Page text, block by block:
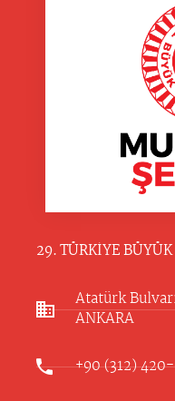
29. TÜRKİYE
Atatürk
ANKARA​
+90 (312)